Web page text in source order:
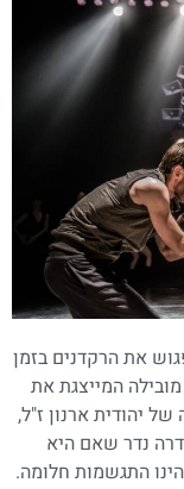
את הרקדנים בזמן
המייצגת את
יהודית ארנון ז"ל,
נדר שאם היא
התגשמות חלומה.